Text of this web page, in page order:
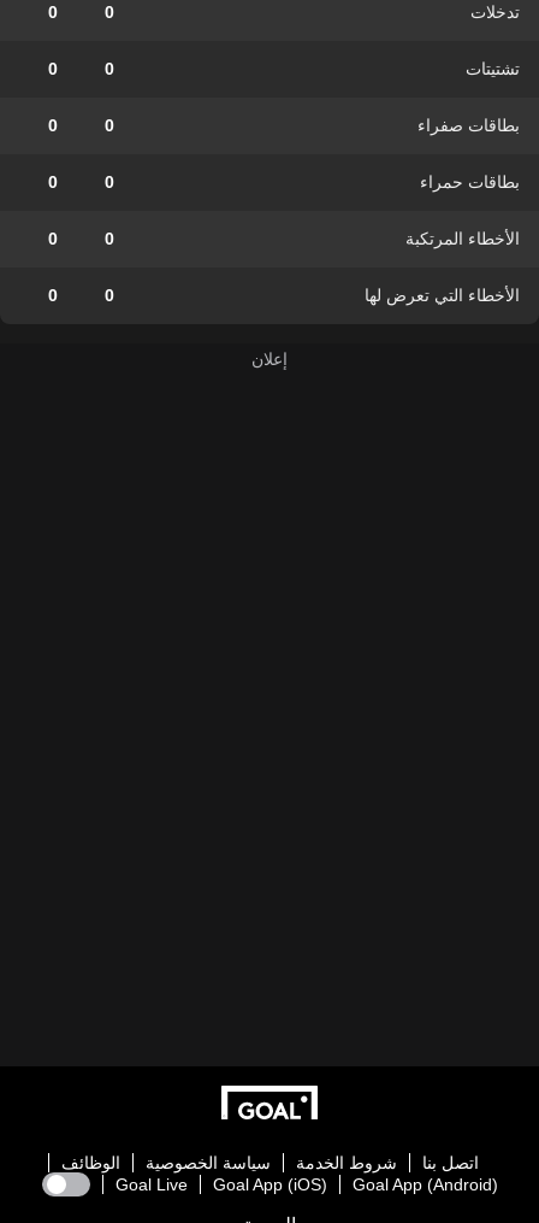
تدخلات 0
0
تشتيتات 0
0
بطاقات صفراء 0
0
بطاقات حمراء 0
0
الأخطاء المرتكبة 0
0
الأخطاء التي تعرض لها 0
0
اتصل بنا شروط الخدمة سياسة الخصوصية
الوظائف
Goal App (Android)
Goal App (iOS)
Goal Live